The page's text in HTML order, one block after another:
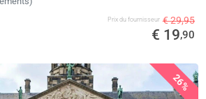
Prix ​​du fournisseur € 29,95
€ 19,90
26%